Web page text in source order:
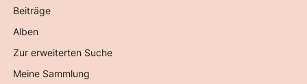
Beiträge
Alben
Zur erweiterten Suche
Meine Sammlung